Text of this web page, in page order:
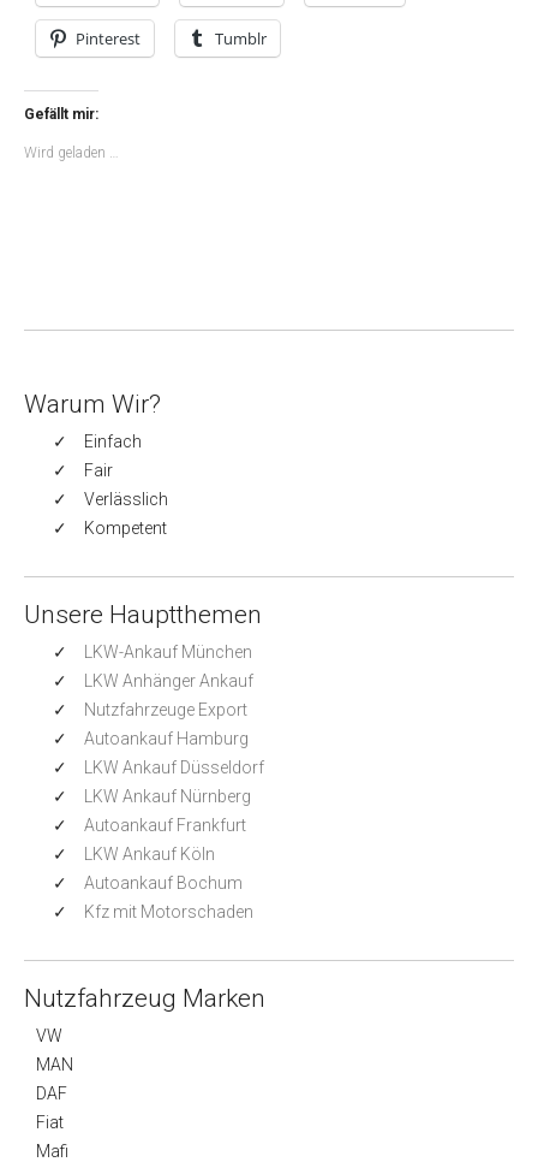
Pinterest Tumblr
Gefällt mir:
Wird geladen …
Warum Wir?
Einfach
Fair
Verlässlich
Kompetent
Unsere Hauptthemen
LKW-Ankauf München
LKW Anhänger Ankauf
Nutzfahrzeuge Export
Autoankauf Hamburg
LKW Ankauf Düsseldorf
LKW Ankauf Nürnberg
Autoankauf Frankfurt
LKW Ankauf Köln
Autoankauf Bochum
Kfz mit Motorschaden
Nutzfahrzeug Marken
VW
MAN
DAF
Fiat
Mafi